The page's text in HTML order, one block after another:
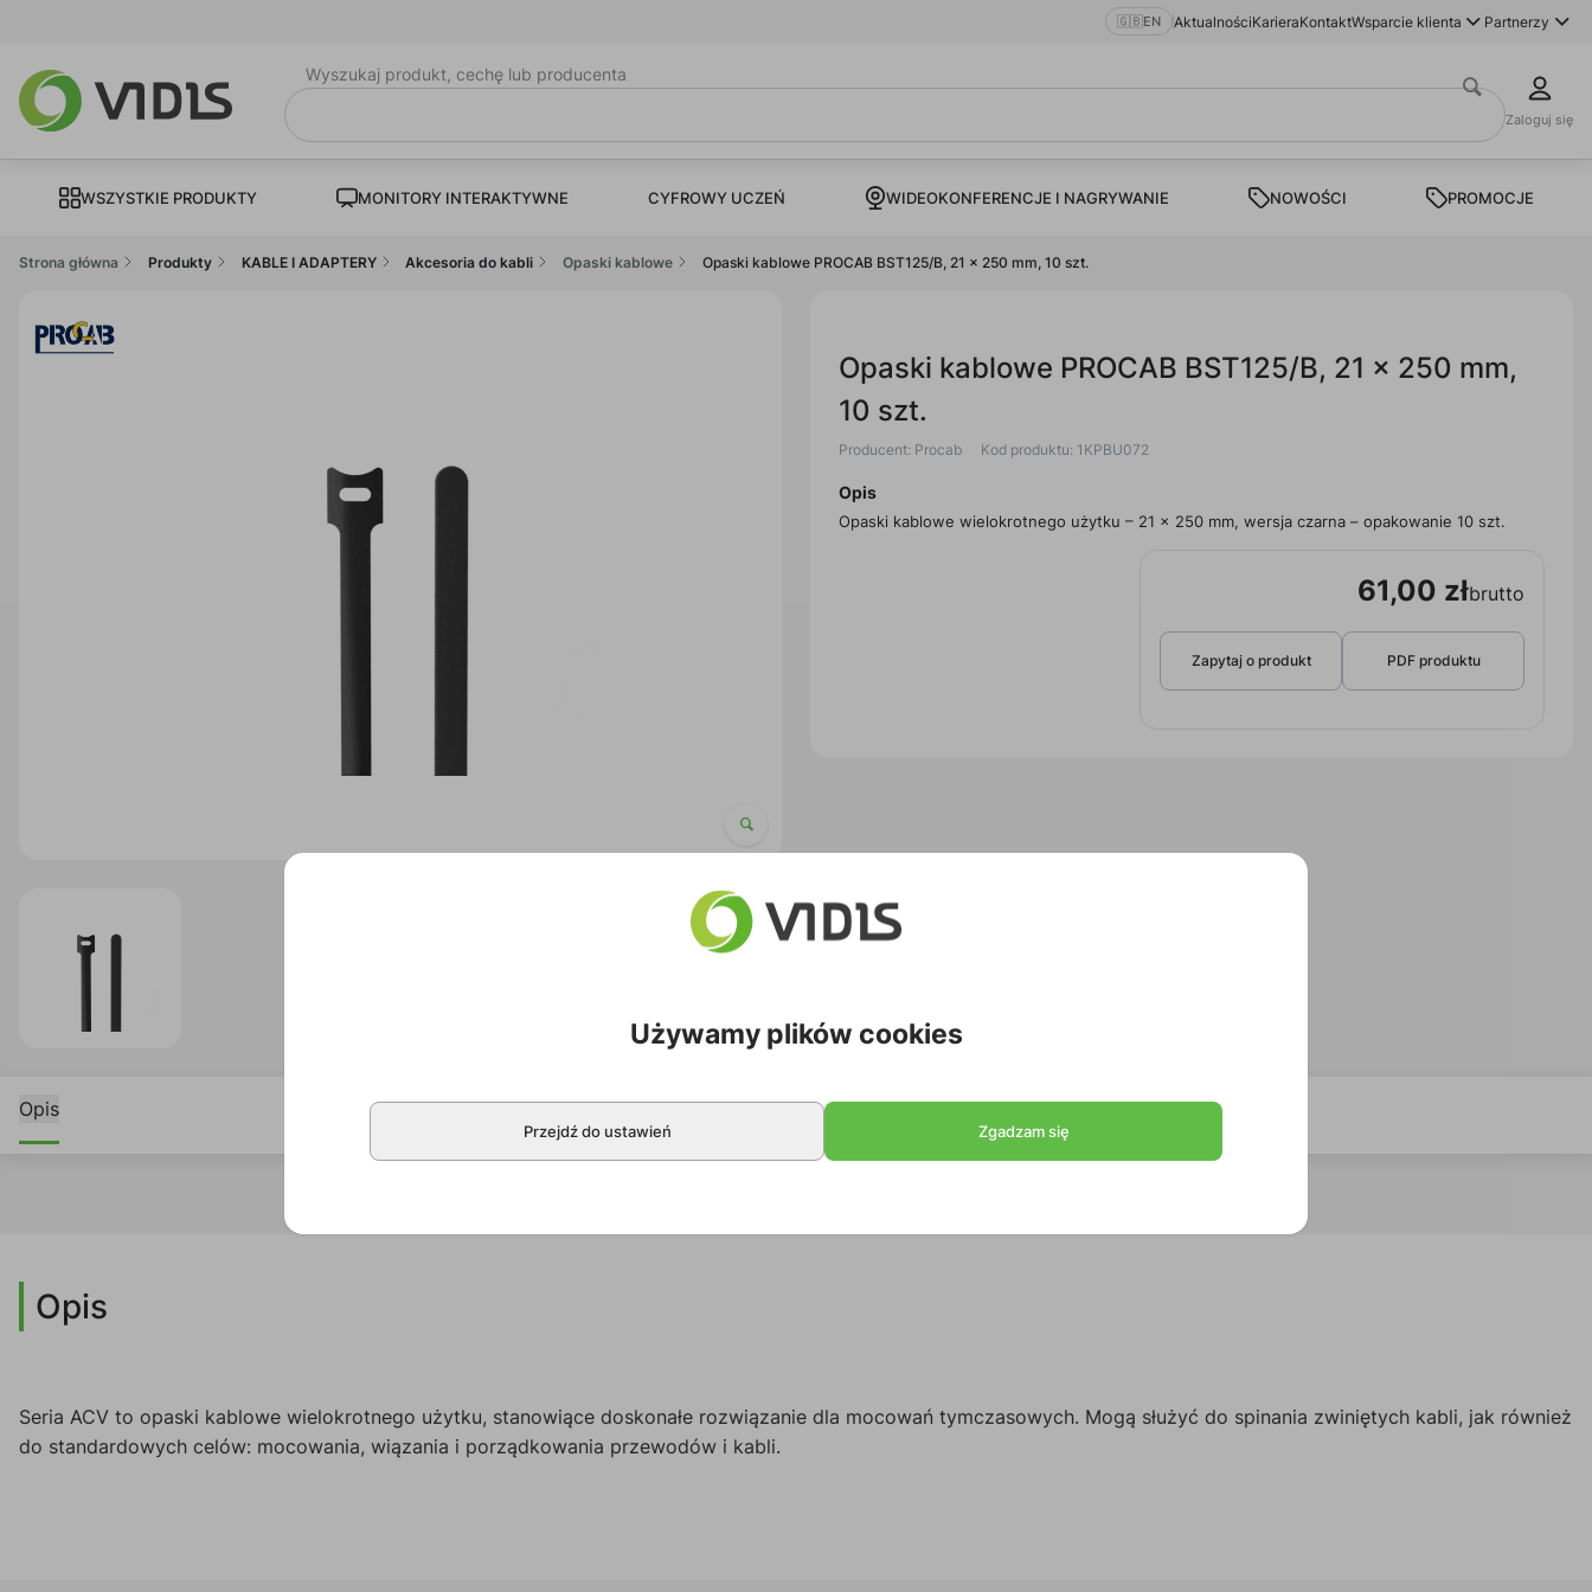
🇬🇧EN AktualnościKarieraKontaktWsparcie klienta Partnerzy
Wyszukaj produkt, cechę lub producenta
Zaloguj się
WSZYSTKIE PRODUKTY MONITORY INTERAKTYWNE CYFROWY UCZEŃ WIDEOKONFERENCJE I NAGRYWANIE NOWOŚCI PROMOCJE
Strona główna Produkty KABLE I ADAPTERY Akcesoria do kabli Opaski kablowe Opaski kablowe PROCAB BST125/B, 21 x 250 mm, 10 szt.
Opaski kablowe PROCAB BST125/B, 21 x 250 mm,
10 szt.
Producent: Procab Kod produktu: 1KPBU072
Opis
Opaski kablowe wielokrotnego użytku – 21 x 250 mm, wersja czarna – opakowanie 10 szt.
61,00 złbrutto
Zapytaj o produkt PDF produktu
Opis
Opis
Seria ACV to opaski kablowe wielokrotnego użytku, stanowiące doskonałe rozwiązanie dla mocowań tymczasowych. Mogą służyć do spinania zwiniętych kabli, jak również
do standardowych celów: mocowania, wiązania i porządkowania przewodów i kabli.
Używamy plików cookies
Przejdź do ustawień Zgadzam się